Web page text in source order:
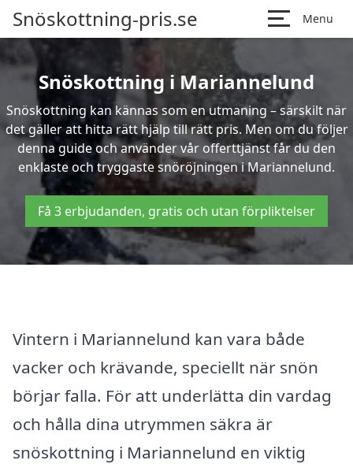
Snöskottning-pris.se Menu
Snöskottning i Mariannelund
Snöskottning kan kännas som en utmaning – särskilt när
det gäller att hitta rätt hjälp till rätt pris. Men om du följer
denna guide och använder vår offerttjänst får du den
enklaste och tryggaste snöröjningen i Mariannelund.
Få 3 erbjudanden, gratis och utan förpliktelser
Vintern i Mariannelund kan vara både
vacker och krävande, speciellt när snön
börjar falla. För att underlätta din vardag
och hålla dina utrymmen säkra är
snöskottning i Mariannelund en viktig